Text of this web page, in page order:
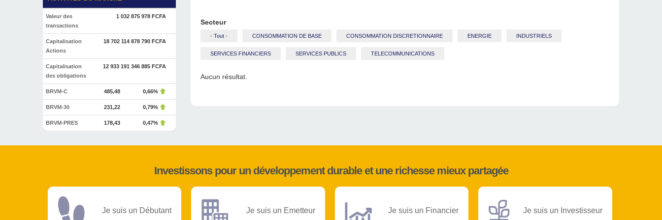
Valeur des
transactions
1 032 875 978 FCFA
Capitalisation
Actions
18 702 114 878 790 FCFA
Capitalisation
des obligations
12 933 191 346 885 FCFA
BRVM-C 485,48 0,66%
BRVM-30 231,22 0,79%
BRVM-PRES 178,43 0,47%
Secteur
- Tout - CONSOMMATION DE BASE CONSOMMATION DISCRETIONNAIRE ENERGIE INDUSTRIELS
SERVICES FINANCIERS SERVICES PUBLICS TELECOMMUNICATIONS
Aucun résultat.
Investissons pour un développement durable et une richesse mieux partagée
Je suis un Débutant Je suis un Emetteur Je suis un Financier Je suis un Investisseur